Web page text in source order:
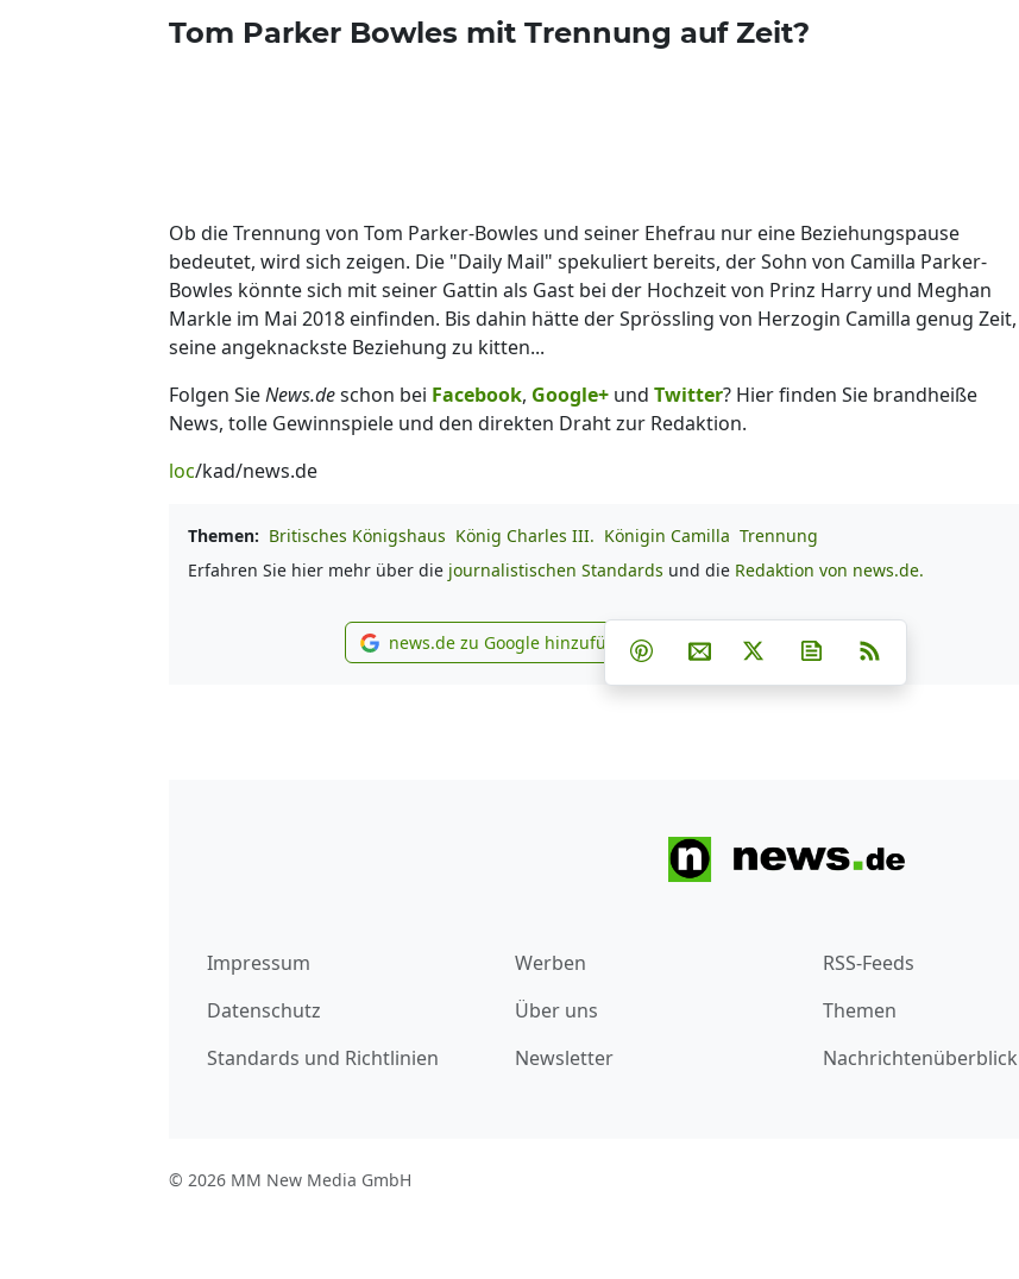
Tom Parker Bowles mit Trennung auf Zeit?
Ob die Trennung von Tom Parker-Bowles und seiner Ehefrau nur eine Beziehungspause
bedeutet, wird sich zeigen. Die "Daily Mail" spekuliert bereits, der Sohn von Camilla Parker-
Bowles könnte sich mit seiner Gattin als Gast bei der Hochzeit von Prinz Harry und Meghan
Markle im Mai 2018 einfinden. Bis dahin hätte der Sprössling von Herzogin Camilla genug Zeit,
seine angeknackste Beziehung zu kitten...
Folgen SieNews.deschon bei Facebook, Google+ und Twitter? Hier finden Sie brandheiße
News, tolle Gewinnspiele und den direkten Draht zur Redaktion.
loc/kad/news.de
Themen: Britisches Königshaus König Charles III. Königin Camilla Trennung
Erfahren Sie hier mehr über die journalistischen Standards und die Redaktion von news.de.
news.de zu Google hinzufügen
news.de zu Google hinzufügen Teilen auf Facebook
Teilen auf Whatsapp
Teilen auf Telegram
Teilen auf Pinterest
Per E-Mail teilen
Post auf XNewsletter abonnieren
Impressum
Datenschutz
Standards und Richtlinien
Werben
Über uns
Newsletter
RSS-Feeds
Themen
Nachrichtenüberblick
© 2026 MM New Media GmbH